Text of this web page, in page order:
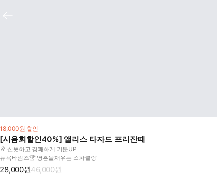
18,000원 할인
[시음회할인40%] 앨리스 타자드 프리잔떼
🥂 산뜻하고 경쾌하게 기분UP
뉴욕타임즈🏆'영혼을채우는 스파클링'
28,000원46,000원